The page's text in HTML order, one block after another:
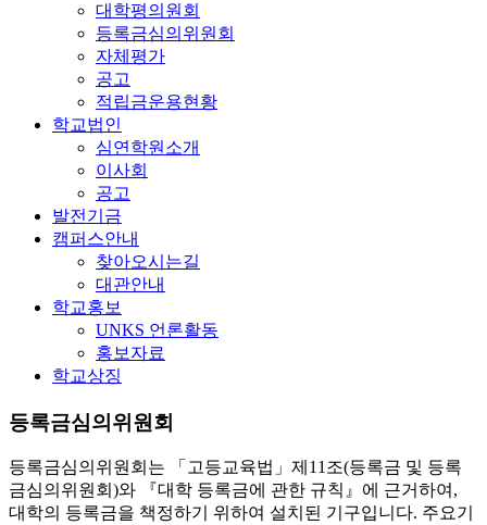
대학평의원회
등록금심의위원회
자체평가
공고
적립금운용현황
학교법인
심연학원소개
이사회
공고
발전기금
캠퍼스안내
찾아오시는길
대관안내
학교홍보
UNKS 언론활동
홍보자료
학교상징
등록금심의위원회
등록금심의위원회는 「고등교육법」제11조(등록금 및 등록
금심의위원회)와 『대학 등록금에 관한 규칙』에 근거하여,
대학의 등록금을 책정하기 위하여 설치된 기구입니다. 주요기